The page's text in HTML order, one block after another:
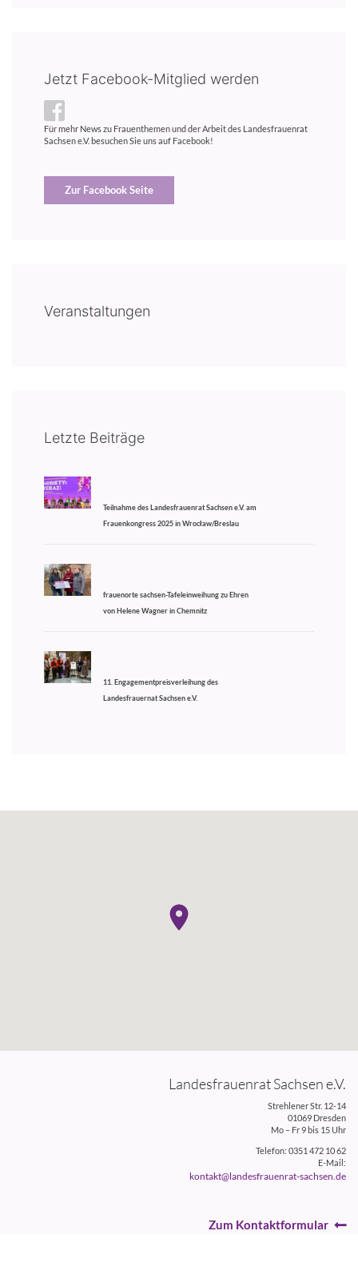
Jetzt Facebook-Mitglied werden
Für mehr News zu Frauenthemen und der Arbeit des Landesfrauenrat
Sachsen e.V. besuchen Sie uns auf Facebook!
Zur Facebook Seite
Veranstaltungen
Letzte Beiträge
Teilnahme des Landesfrauenrat Sachsen e.V. am
Frauenkongress 2025 in Wrocław/Breslau
frauenorte sachsen-Tafeleinweihung zu Ehren
von Helene Wagner in Chemnitz
11. Engagementpreisverleihung des
Landesfrauernat Sachsen e.V.
Landesfrauenrat Sachsen e.V.
Strehlener Str. 12-14
01069 Dresden
Mo – Fr 9 bis 15 Uhr
Telefon: 0351 472 10 62
E-Mail:
kontakt@landesfrauenrat-sachsen.de
Zum Kontaktformular